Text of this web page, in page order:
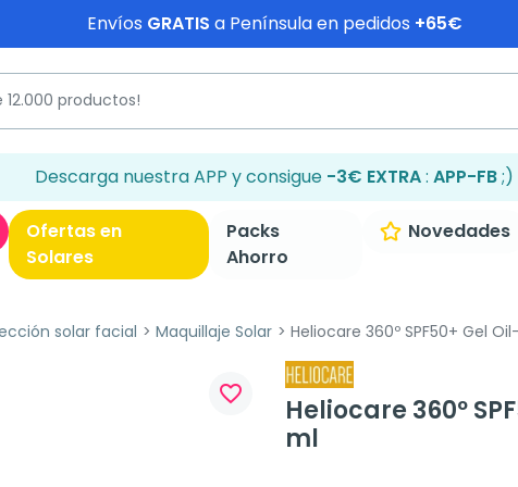
Envíos GRATIS a Península en pedidos +65€
Descarga nuestra APP y consigue -3€ EXTRA: APP-FB;)
Ofertas en
Solares
Packs
Ahorro
Novedades
solar facial Maquillaje Solar Heliocare 360º SPF50+ Gel
favorite_border
Heliocare 360º
ml